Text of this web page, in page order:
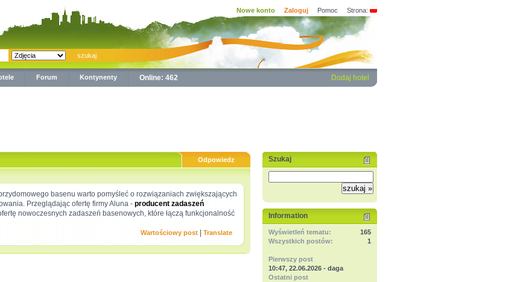
Nowe konto Zaloguj Pomoc Strona:
Forum Kontynenty Online: 462 Dodaj hotel
Odpowiedz
basenu warto pomyśleć o rozwiązaniach zwiększających
Przeglądając ofertę firmy Aluna - producent zadaszeń
nowoczesnych zadaszeń basenowych, które łączą funkcjonalność
Wartościowy post Translate
Szukaj
Information
Wyświetleń tematu:
165
Wszystkich postów:
1
Pierwszy post
10:47, 22.06.2026 - daga
Ostatni post